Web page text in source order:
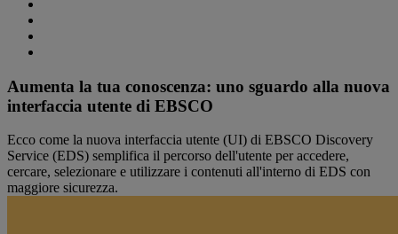
Aumenta la tua conoscenza: uno sguardo alla nuova
interfaccia utente di EBSCO
Ecco come la nuova interfaccia utente (UI) di EBSCO Discovery
Service (EDS) semplifica il percorso dell'utente per accedere,
cercare, selezionare e utilizzare i contenuti all'interno di EDS con
maggiore sicurezza.